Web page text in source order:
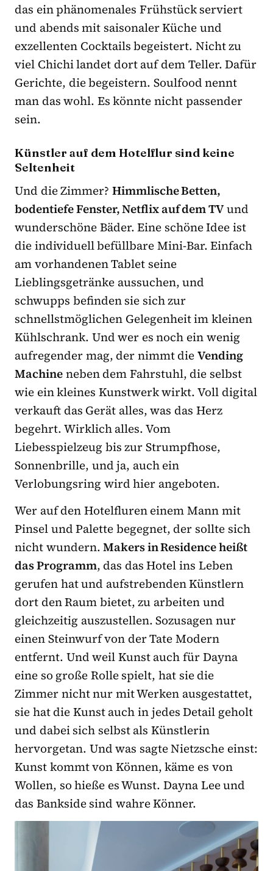
das ein phänomenales Frühstück serviert
und abends mit saisonaler Küche und
exzellenten Cocktails begeistert. Nicht zu
viel Chichi landet dort auf dem Teller. Dafür
Gerichte, die begeistern. Soulfood nennt
man das wohl. Es könnte nicht passender
sein.
Künstler auf dem Hotelflur sind keine
Seltenheit
Und die Zimmer? Himmlische Betten,
bodentiefe Fenster, Netflix auf dem TVund
wunderschöne Bäder. Eine schöne Idee ist
die individuell befüllbare Mini-Bar. Einfach
am vorhandenen Tablet seine
Lieblingsgetränke aussuchen, und
schwupps befinden sie sich zur
schnellstmöglichen Gelegenheit im kleinen
Kühlschrank. Und wer es noch ein wenig
aufregender mag, der nimmt dieVending
Machineneben dem Fahrstuhl, die selbst
wie ein kleines Kunstwerk wirkt. Voll digital
verkauft das Gerät alles, was das Herz
begehrt. Wirklich alles. Vom
Liebesspielzeug bis zur Strumpfhose,
Sonnenbrille, und ja, auch ein
Verlobungsring wird hier angeboten.
Wer auf den Hotelfluren einem Mann mit
Pinsel und Palette begegnet, der sollte sich
nicht wundern.Makers in Residence heißt
das Programm, das das Hotel ins Leben
gerufen hat und aufstrebenden Künstlern
dort den Raum bietet, zu arbeiten und
gleichzeitig auszustellen. Sozusagen nur
einen Steinwurf von der Tate Modern
entfernt. Und weil Kunst auch für Dayna
eine so große Rolle spielt, hat sie die
Zimmer nicht nur mit Werken ausgestattet,
sie hat die Kunst auch in jedes Detail geholt
und dabei sich selbst als Künstlerin
hervorgetan. Und was sagte Nietzsche einst:
Kunst kommt von Können, käme es von
Wollen, so hieße es Wunst. Dayna Lee und
das Bankside sind wahre Könner.